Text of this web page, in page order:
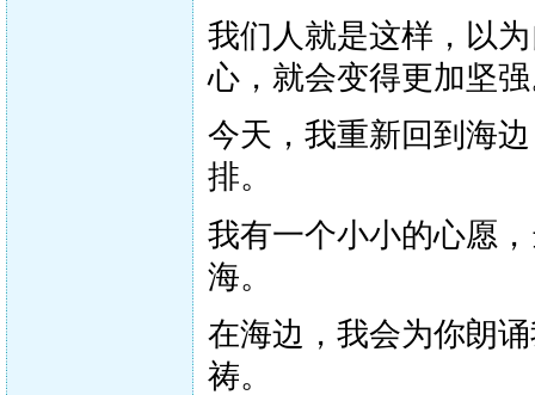
我们人就是这样，以
心，就会变得更加坚
今天，我重新回到海
排。
我有一个小小的心愿
海。
在海边，我会为你朗
祷。